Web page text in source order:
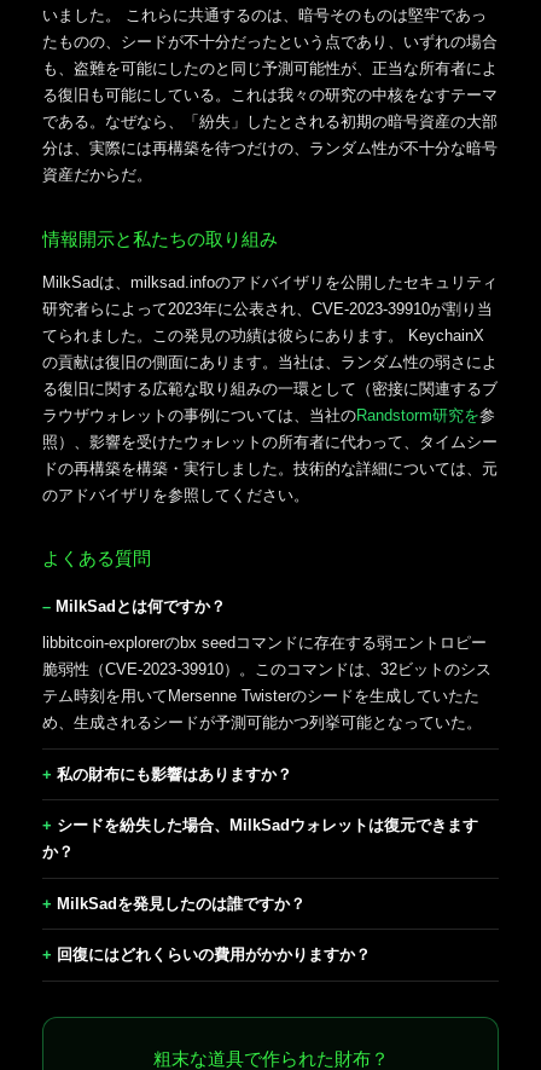
いました。 これらに共通するのは、暗号そのものは堅牢であっ
たものの、シードが不十分だったという点であり、いずれの場合
も、盗難を可能にしたのと同じ予測可能性が、正当な所有者によ
る復旧も可能にしている。これは我々の研究の中核をなすテーマ
である。なぜなら、「紛失」したとされる初期の暗号資産の大部
分は、実際には再構築を待つだけの、ランダム性が不十分な暗号
資産だからだ。
情報開示と私たちの取り組み
MilkSadは、milksad.infoのアドバイザリを公開したセキュリティ
研究者らによって2023年に公表され、CVE-2023-39910が割り当
てられました。この発見の功績は彼らにあります。 KeychainX
の貢献は復旧の側面にあります。当社は、ランダム性の弱さによ
る復旧に関する広範な取り組みの一環として（密接に関連するブ
ラウザウォレットの事例については、当社のRandstorm研究を参
照）、影響を受けたウォレットの所有者に代わって、タイムシー
ドの再構築を構築・実行しました。技術的な詳細については、元
のアドバイザリを参照してください。
よくある質問
MilkSadとは何ですか？
libbitcoin-explorerのbx seedコマンドに存在する弱エントロピー
脆弱性（CVE-2023-39910）。このコマンドは、32ビットのシス
テム時刻を用いてMersenne Twisterのシードを生成していたた
め、生成されるシードが予測可能かつ列挙可能となっていた。
私の財布にも影響はありますか？
シードを紛失した場合、MilkSadウォレットは復元できます
か？
MilkSadを発見したのは誰ですか？
回復にはどれくらいの費用がかかりますか？
粗末な道具で作られた財布？